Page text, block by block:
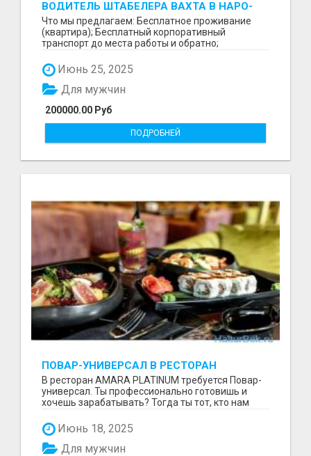
ВОДИТЕЛЬ ШТАБЕЛЕРА ВАХТА В НАРО-
ФОМИНСКЕ
Что мы предлагаем: Бесплатное проживание
(квартира); Бесплатный корпоративный
транспорт до места работы и обратно;
Июнь 25, 2025
200000.00 Руб
Для мужчин
ПОДРОБНЕЙ
ПОВАР-УНИВЕРСАЛ В РЕСТОРАН
В ресторан AMARA PLATINUM требуется Повар-
универсал. Ты профессионально готовишь и
хочешь зарабатывать? Тогда ты тот, кто нам
Июнь 18, 2025
Для мужчин